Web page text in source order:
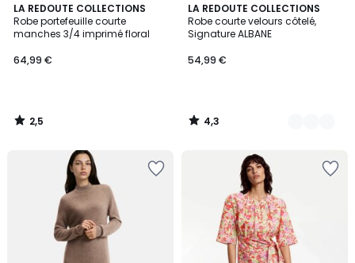
LA REDOUTE COLLECTIONS
Robe portefeuille courte
manches 3/4 imprimé floral
64,99 €
2,5
/ 5
2,5
/
LA REDOUTE COLLECTIONS
Robe courte velours côtelé,
Signature ALBANE
54,99 €
4,3
/ 5
2
Couleurs
4,3
/